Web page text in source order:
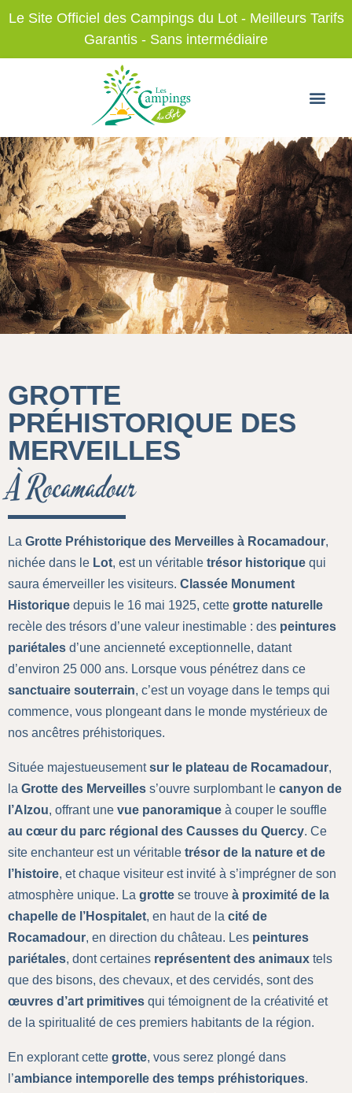
Le Site Officiel des Campings du Lot - Meilleurs Tarifs
Garantis - Sans intermédiaire
GROTTE
PRÉHISTORIQUE DES
MERVEILLES
À Rocamadour
La Grotte Préhistorique des Merveilles à Rocamadour,
nichée dans le Lot, est un véritable trésor historique qui
saura émerveiller les visiteurs. Classée Monument
Historique depuis le 16 mai 1925, cette grotte naturelle
recèle des trésors d’une valeur inestimable : des peintures
pariétales d’une ancienneté exceptionnelle, datant
d’environ 25 000 ans. Lorsque vous pénétrez dans ce
sanctuaire souterrain, c’est un voyage dans le temps qui
commence, vous plongeant dans le monde mystérieux de
nos ancêtres préhistoriques.
Située majestueusementsur le plateau de Rocamadour,
la Grotte des Merveilles s’ouvre surplombant le canyon de
l’Alzou, offrant une vue panoramique à couper le souffle
au cœur du parc régional des Causses du Quercy. Ce
site enchanteur est un véritable trésor de la nature et de
l’histoire, et chaque visiteur est invité à s’imprégner de son
atmosphère unique. La grotte se trouve à proximité de la
chapelle de l’Hospitalet, en haut de la cité de
Rocamadour, en direction du château. Les peintures
pariétales, dont certaines représentent des animaux tels
que des bisons, des chevaux, et des cervidés, sont des
œuvres d’art primitives qui témoignent de la créativité et
de la spiritualité de ces premiers habitants de la région.
En explorant cette grotte, vous serez plongé dans
l’ambiance intemporelle des temps préhistoriques.